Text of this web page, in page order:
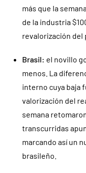
más que la
de la industria
revalorización del
Brasil: el novillo
menos. La
interno cuya baja
valorización del
semana
transcurridas
marcando así un
brasileño.